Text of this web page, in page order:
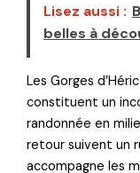
Lisez aussi :
belles à
Les Gorges
constituent un
randonnée en
retour suivent un
accompagne les